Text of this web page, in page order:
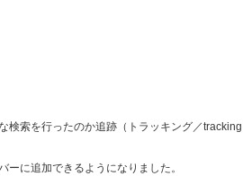
索を行ったのか追跡（トラッキング／
に追加できるようになりました。